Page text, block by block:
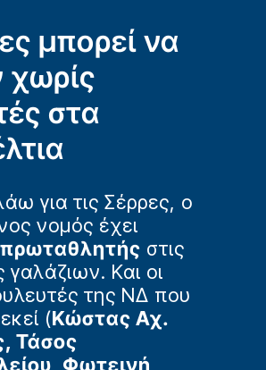
μπορεί να
χωρίς
στα
για τις Σέρρες, ο
νομός έχει
πρωταθλητής στις
γαλάζιων. Και οι
της ΝΔ που
(Κώστας Αχ.
Τάσος
Φωτεινή